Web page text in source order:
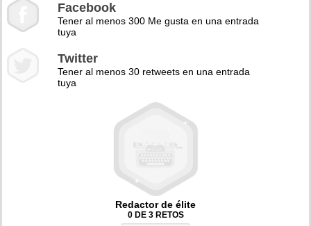
Facebook
Tener al menos 300 Me gusta en una entrada
tuya
Twitter
Tener al menos 30 retweets en una entrada
tuya
Redactor de élite
0 DE 3 RETOS